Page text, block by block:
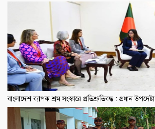
বাংলাদেশ ব্যাপক শ্রম সংস্কারে প্রতিশ্রুতিবদ্ধ : প্রধান উপদেষ্টা